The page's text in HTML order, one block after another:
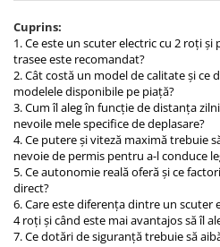
Camere
Controllere
Display
Incarcatoare 24V
Incarcatoare 36V
Incarcatoare 48V
ACCESORII
Lumini
Kit Conversie
Cuprins:
1. Ce este un scuter electric cu 2 roți
trasee este recomandat?
2. Cât costă un model de calitate și ce
modelele disponibile pe piață?
3. Cum îl aleg în funcție de distanța
nevoile mele specifice de deplasare?
4. Ce putere și viteză maximă trebuie
nevoie de permis pentru a-l conduce
5. Ce autonomie reală oferă și ce
direct?
6. Care este diferența dintre un scuter
4 roți și când este mai avantajos să îl
7. Ce dotări de siguranță trebuie să